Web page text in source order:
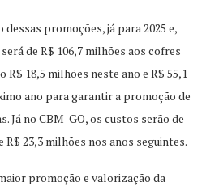
promoções, já para 2025 e,
de R$ 106,7 milhões aos cofres
R$ 18,5 milhões neste ano e R$ 55,1
ano para garantir a promoção de
Já no CBM-GO, os custos serão de
R$ 23,3 milhões nos anos seguintes.
promoção e valorização da